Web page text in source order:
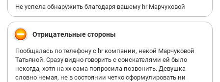
Не успела обнаружить благодаря вашему hr Марчуковой
Отрицательные стороны
Пообщалась по телефону с hr компании, некой Марчуковой
Татьяной. Сразу видно говорить с соискателями ей было
некогда, хотя на хх сама попросила позвонить. Девушка
словно немая, не в состоянии четко сформулировать ни